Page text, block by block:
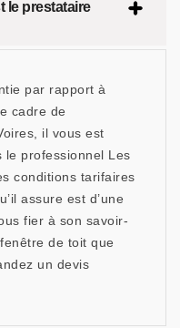
le prestataire
par rapport à
cadre de
il vous est
le professionnel Les
conditions tarifaires
assure est d’une
fier à son savoir-
de toit que
un devis